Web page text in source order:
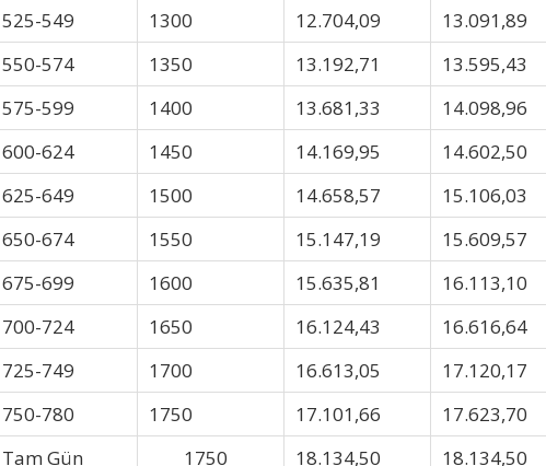
525-549
1300 12.704,09 13.091,89
550-574
1350 13.192,71 13.595,43
575-599
1400 13.681,33 14.098,96
600-624
1450 14.169,95 14.602,50
625-649
1500 14.658,57 15.106,03
650-674
1550 15.147,19 15.609,57
675-699
1600 15.635,81 16.113,10
700-724
1650 16.124,43 16.616,64
725-749
1700 16.613,05 17.120,17
750-780
1750 17.101,66 17.623,70
Tam Gün
1750 18.134,50 18.134,50